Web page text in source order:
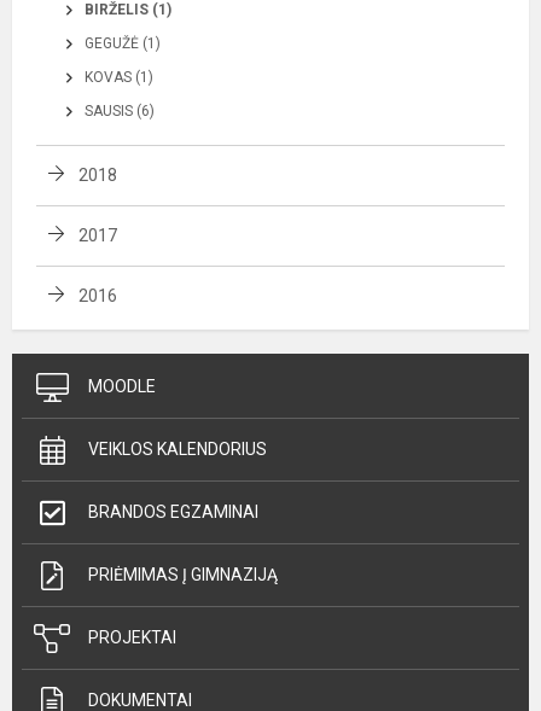
BIRŽELIS (1)
GEGUŽĖ (1)
KOVAS (1)
SAUSIS (6)
2018
2017
2016
MOODLE
VEIKLOS KALENDORIUS
BRANDOS EGZAMINAI
PRIĖMIMAS Į GIMNAZIJĄ
PROJEKTAI
DOKUMENTAI